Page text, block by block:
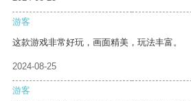
游客
这款游戏非常好玩，画面精美，玩法丰富。
2024-08-25
游客